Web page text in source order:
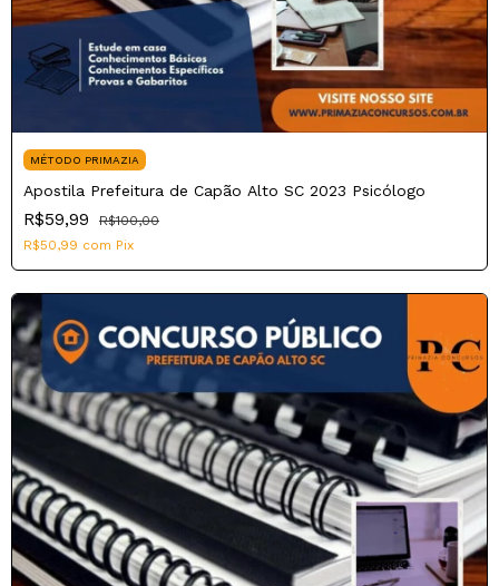
MÉTODO PRIMAZIA
Apostila Prefeitura de Capão Alto SC 2023 Psicólogo
R$59,99
R$100,00
R$50,99 com Pix